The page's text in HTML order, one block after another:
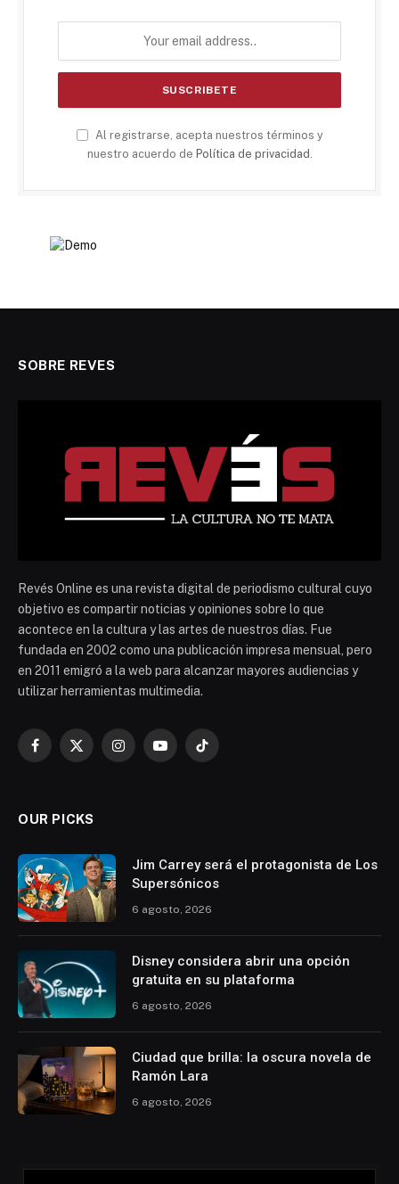
Al registrarse, acepta nuestros términos y
nuestro acuerdo de Política de privacidad .
SOBRE REVES
Revés Online es una revista digital de periodismo cultural cuyo
objetivo es compartir noticias y opiniones sobre lo que
acontece en la cultura y las artes de nuestros días. Fue
fundada en 2002 como una publicación impresa mensual, pero
en 2011 emigró a la web para alcanzar mayores audiencias y
utilizar herramientas multimedia.
Facebook
X
InstagramYouTubeTikTok
OUR PICKS
Jim Carrey será el protagonista de Los
Supersónicos
6 agosto, 2026
Disney considera abrir una opción
gratuita en su plataforma
6 agosto, 2026
Ciudad que brilla: la oscura novela de
Ramón Lara
6 agosto, 2026